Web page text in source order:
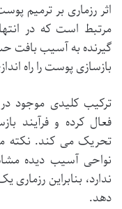
مرتبط است که در
گیرنده به آسیب بافت
بازسازی پوست را راه
ترکیب کلیدی موجود در
فعال کرده و فرآیند
تحریک می کند. نکته
نواحی آسیب دیده
ندارد، بنابراین
دهد.